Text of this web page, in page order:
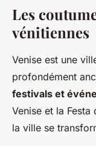
Les
vénitiennes
Venise est une
profondément
festivals et
Venise et la
la ville se